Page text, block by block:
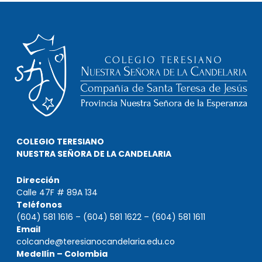
COLEGIO TERESIANO
NUESTRA SEÑORA DE LA CANDELARIA
Dirección
Calle 47F # 89A 134
Teléfonos
(604) 581 1616 – (604) 581 1622 – (604) 581 1611
Email
colcande@teresianocandelaria.edu.co
Medellín – Colombia